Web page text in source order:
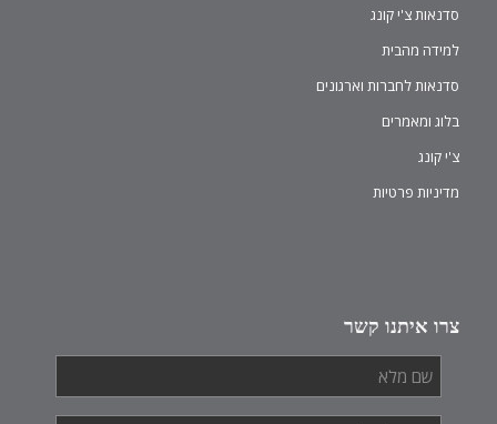
סדנאות צ'י קונג
למידה מהבית
סדנאות לחברות וארגונים
בלוג ומאמרים
צ'י קונג
מדיניות פרטיות
צרו איתנו קשר
שם
מלא *